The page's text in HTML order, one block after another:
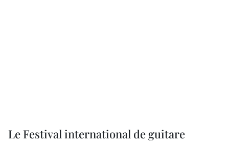
Le Festival international de guitare